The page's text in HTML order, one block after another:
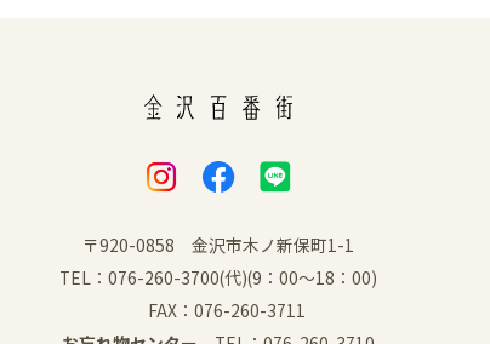
〒920-0858 金沢市木ノ新保町1-1
TEL：076-260-3700(代)(9：00～18：00)
FAX：076-260-3711